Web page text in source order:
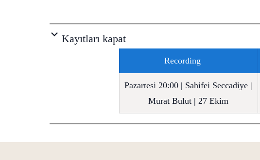
Kayıtları kapat
Recording
Pazartesi 20:00 | Sahifei Seccadiye |
Murat Bulut | 27 Ekim